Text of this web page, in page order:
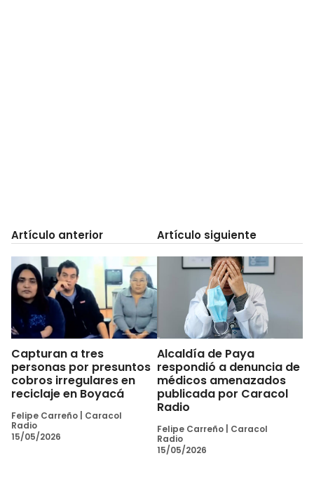
Artículo anterior
Capturan a tres
personas por presuntos
cobros irregulares en
reciclaje en Boyacá
Felipe Carreño
Caracol
Radio
15/05/2026
Artículo siguiente
Alcaldía de Paya
respondió a denuncia de
médicos amenazados
publicada por Caracol
Radio
Felipe Carreño
Caracol
Radio
15/05/2026